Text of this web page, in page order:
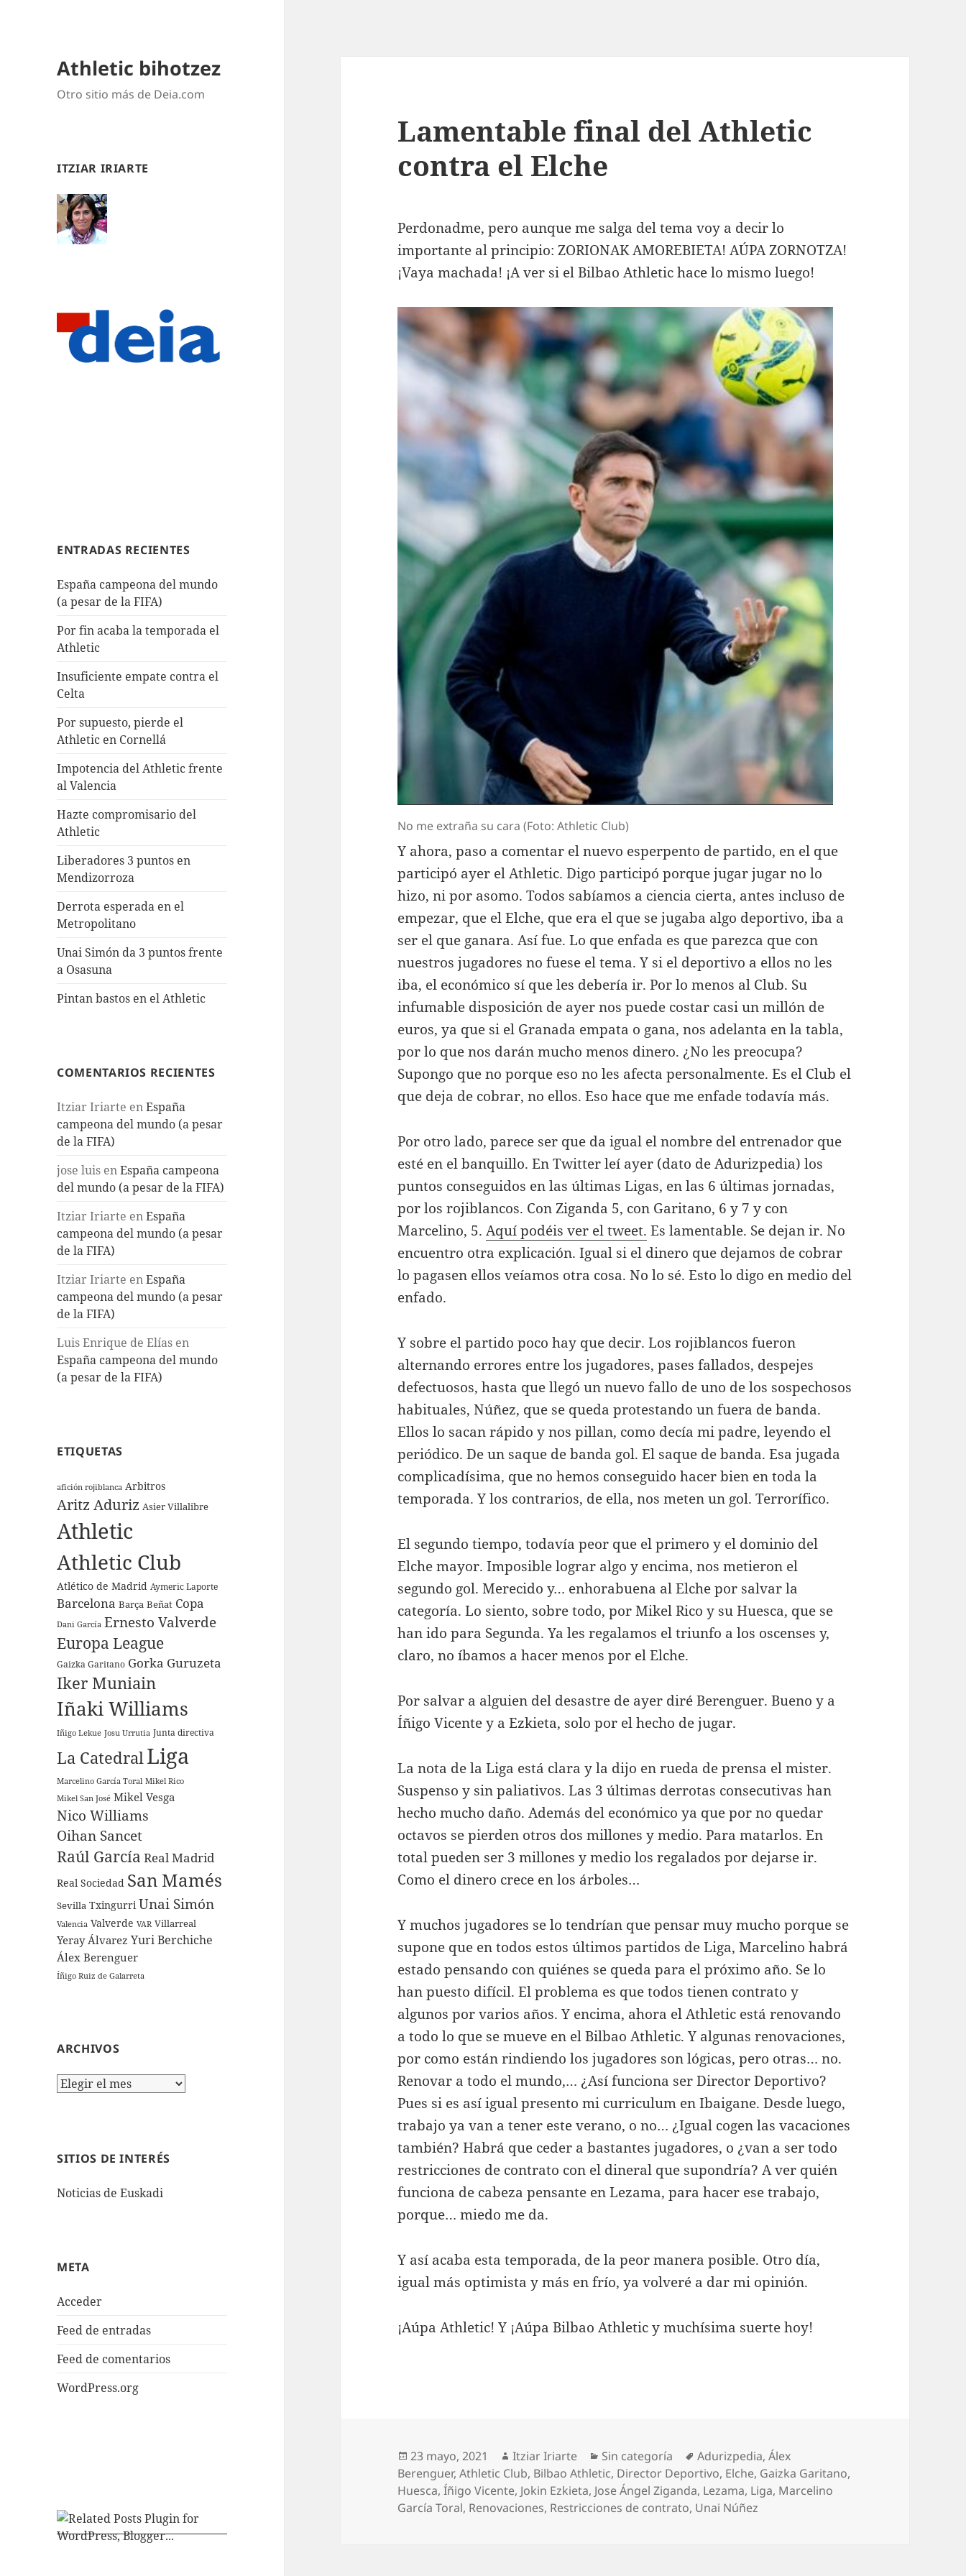
Athletic bihotzez
Otro sitio más de Deia.com
ITZIAR IRIARTE
ENTRADAS RECIENTES
España campeona del mundo
(a pesar de la FIFA)
Por fin acaba la temporada el
Athletic
Insuficiente empate contra el
Celta
Por supuesto, pierde el
Athletic en Cornellá
Impotencia del Athletic frente
al Valencia
Hazte compromisario del
Athletic
Liberadores 3 puntos en
Mendizorroza
Derrota esperada en el
Metropolitano
Unai Simón da 3 puntos frente
a Osasuna
Pintan bastos en el Athletic
COMENTARIOS RECIENTES
Itziar Iriarte enEspaña
campeona del mundo (a pesar
de la FIFA)
jose luis enEspaña campeona
del mundo (a pesar de la FIFA)
Itziar Iriarte enEspaña
campeona del mundo (a pesar
de la FIFA)
Itziar Iriarte enEspaña
campeona del mundo (a pesar
de la FIFA)
Luis Enrique de Elías en
España campeona del mundo
(a pesar de la FIFA)
ETIQUETAS
afición rojiblanca Arbitros
Aritz Aduriz Asier Villalibre
Athletic
Athletic Club
Atlético de Madrid Aymeric Laporte
Barcelona Barça Beñat Copa
Dani García Ernesto Valverde
Europa League
Gaizka Garitano Gorka Guruzeta
Iker Muniain
Iñaki Williams
Iñigo Lekue Josu Urrutia Junta directiva
La CatedralLiga
Marcelino García Toral Mikel Rico
Mikel San José Mikel Vesga
Nico Williams
Oihan Sancet
Raúl García Real Madrid
Real Sociedad San Mamés
Sevilla Txingurri Unai Simón
Valencia Valverde VAR Villarreal
Yeray Álvarez Yuri Berchiche
Álex Berenguer
Íñigo Ruiz de Galarreta
ARCHIVOS
Archivos
SITIOS DE INTERÉS
Noticias de Euskadi
META
Acceder
Feed de entradas
Feed de comentarios
WordPress.org
Lamentable final del Athletic
contra el Elche
Perdonadme, pero aunque me salga del tema voy a decir lo
importante al principio: ZORIONAK AMOREBIETA! AÚPA ZORNOTZA!
¡Vaya machada! ¡A ver si el Bilbao Athletic hace lo mismo luego!
No me extraña su cara (Foto: Athletic Club)
Y ahora, paso a comentar el nuevo esperpento de partido, en el que
participó ayer el Athletic. Digo participó porque jugar jugar no lo
hizo, ni por asomo. Todos sabíamos a ciencia cierta, antes incluso de
empezar, que el Elche, que era el que se jugaba algo deportivo, iba a
ser el que ganara. Así fue. Lo que enfada es que parezca que con
nuestros jugadores no fuese el tema. Y si el deportivo a ellos no les
iba, el económico sí que les debería ir. Por lo menos al Club. Su
infumable disposición de ayer nos puede costar casi un millón de
euros, ya que si el Granada empata o gana, nos adelanta en la tabla,
por lo que nos darán mucho menos dinero. ¿No les preocupa?
Supongo que no porque eso no les afecta personalmente. Es el Club el
que deja de cobrar, no ellos. Eso hace que me enfade todavía más.
Por otro lado, parece ser que da igual el nombre del entrenador que
esté en el banquillo. En Twitter leí ayer (dato de Adurizpedia) los
puntos conseguidos en las últimas Ligas, en las 6 últimas jornadas,
por los rojiblancos. Con Ziganda 5, con Garitano, 6 y 7 y con
Marcelino, 5.Aquí podéis ver el tweet. Es lamentable. Se dejan ir. No
encuentro otra explicación. Igual si el dinero que dejamos de cobrar
lo pagasen ellos veíamos otra cosa. No lo sé. Esto lo digo en medio del
enfado.
Y sobre el partido poco hay que decir. Los rojiblancos fueron
alternando errores entre los jugadores, pases fallados, despejes
defectuosos, hasta que llegó un nuevo fallo de uno de los sospechosos
habituales, Núñez, que se queda protestando un fuera de banda.
Ellos lo sacan rápido y nos pillan, como decía mi padre, leyendo el
periódico. De un saque de banda gol. El saque de banda. Esa jugada
complicadísima, que no hemos conseguido hacer bien en toda la
temporada. Y los contrarios, de ella, nos meten un gol. Terrorífico.
El segundo tiempo, todavía peor que el primero y el dominio del
Elche mayor. Imposible lograr algo y encima, nos metieron el
segundo gol. Merecido y… enhorabuena al Elche por salvar la
categoría. Lo siento, sobre todo, por Mikel Rico y su Huesca, que se
han ido para Segunda. Ya les regalamos el triunfo a los oscenses y,
claro, no íbamos a hacer menos por el Elche.
Por salvar a alguien del desastre de ayer diré Berenguer. Bueno y a
Íñigo Vicente y a Ezkieta, solo por el hecho de jugar.
La nota de la Liga está clara y la dijo en rueda de prensa el mister.
Suspenso y sin paliativos. Las 3 últimas derrotas consecutivas han
hecho mucho daño. Además del económico ya que por no quedar
octavos se pierden otros dos millones y medio. Para matarlos. En
total pueden ser 3 millones y medio los regalados por dejarse ir.
Como el dinero crece en los árboles…
Y muchos jugadores se lo tendrían que pensar muy mucho porque se
supone que en todos estos últimos partidos de Liga, Marcelino habrá
estado pensando con quiénes se queda para el próximo año. Se lo
han puesto difícil. El problema es que todos tienen contrato y
algunos por varios años. Y encima, ahora el Athletic está renovando
a todo lo que se mueve en el Bilbao Athletic. Y algunas renovaciones,
por como están rindiendo los jugadores son lógicas, pero otras… no.
Renovar a todo el mundo,… ¿Así funciona ser Director Deportivo?
Pues si es así igual presento mi curriculum en Ibaigane. Desde luego,
trabajo ya van a tener este verano, o no… ¿Igual cogen las vacaciones
también? Habrá que ceder a bastantes jugadores, o ¿van a ser todo
restricciones de contrato con el dineral que supondría? A ver quién
funciona de cabeza pensante en Lezama, para hacer ese trabajo,
porque… miedo me da.
Y así acaba esta temporada, de la peor manera posible. Otro día,
igual más optimista y más en frío, ya volveré a dar mi opinión.
¡Aúpa Athletic! Y ¡Aúpa Bilbao Athletic y muchísima suerte hoy!
Publicado
el
23 mayo, 2021 Autor
Itziar Iriarte Categorías
Sin categoría Etiquetas
Adurizpedia,Álex
Berenguer,Athletic Club, Bilbao Athletic, Director Deportivo, Elche, Gaizka Garitano,
Huesca,Íñigo Vicente, Jokin Ezkieta, Jose Ángel Ziganda, Lezama, Liga, Marcelino
García Toral, Renovaciones, Restricciones de contrato, Unai Núñez